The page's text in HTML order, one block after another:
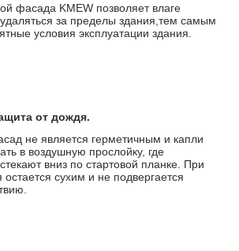
фасада KMEW позволяет влаге
за пределы здания,тем самым
условия эксплуатации здания.
от дождя.
не является герметичным и капли
в воздушную прослойку, где
вниз по стартовой планке. При
сухим и не подвергается